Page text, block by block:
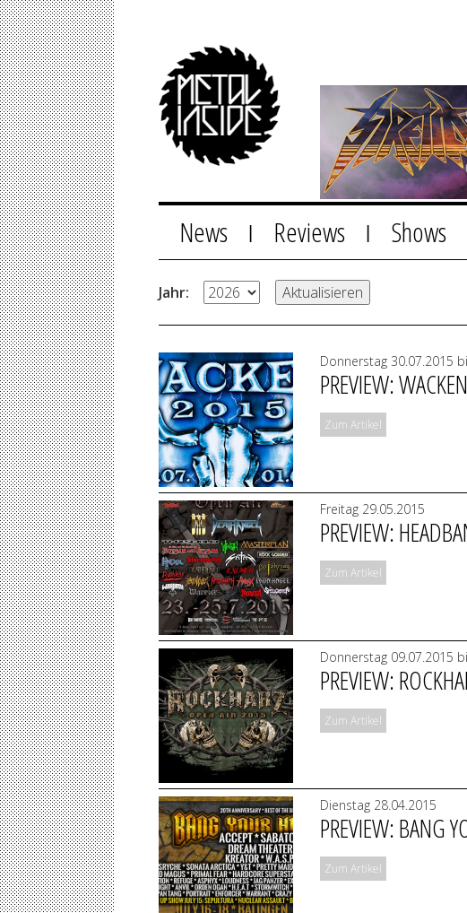
News Reviews Shows
Jahr:
Donnerstag 30.07.2015
PREVIEW:
Zum Artikel
Freitag 29.05.2015
PREVIEW:
Zum Artikel
Donnerstag 09.07.2015
PREVIEW:
Zum Artikel
Dienstag 28.04.2015
PREVIEW: BANG
Zum Artikel